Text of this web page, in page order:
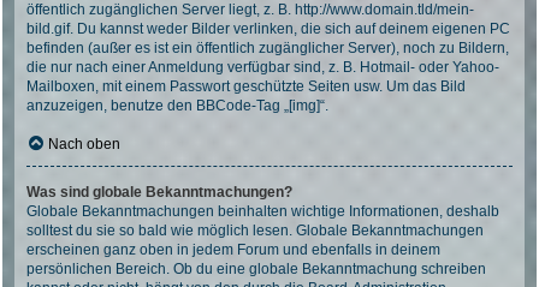
öffentlich zugänglichen Server liegt, z. B. http://www.domain.tld/mein-
bild.gif. Du kannst weder Bilder verlinken, die sich auf deinem eigenen PC
befinden (außer es ist ein öffentlich zugänglicher Server), noch zu Bildern,
die nur nach einer Anmeldung verfügbar sind, z. B. Hotmail- oder Yahoo-
Mailboxen, mit einem Passwort geschützte Seiten usw. Um das Bild
anzuzeigen, benutze den BBCode-Tag „[img]“.
Nach oben
Was sind globale Bekanntmachungen?
Globale Bekanntmachungen beinhalten wichtige Informationen, deshalb
solltest du sie so bald wie möglich lesen. Globale Bekanntmachungen
erscheinen ganz oben in jedem Forum und ebenfalls in deinem
persönlichen Bereich. Ob du eine globale Bekanntmachung schreiben